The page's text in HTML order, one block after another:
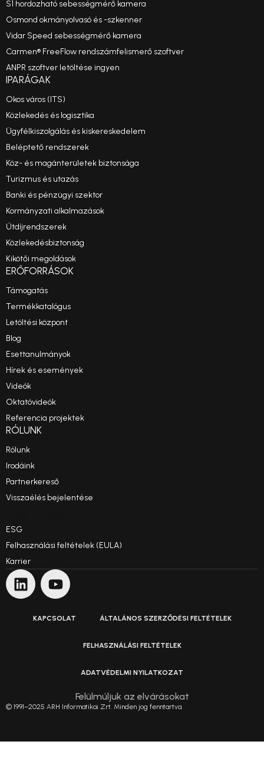
S1 hordozható sebességmérő kamera
Osmond okmányolvasó és -szkenner
Vidar Speed sebességmérő kamera
Carmen® FreeFlow rendszámfelismerő szoftver
ANPR szoftver letöltése ingyen
IPARÁGAK
Okos város (ITS)
Közlekedés és logisztika
Ügyfélkiszolgálás és kiskereskedelem
Beléptető rendszerek
Köz- és magánterületek biztonsága
Turizmus és utazás
Banki és pénzügyi szektor
Kormányzati alkalmazások
Útdíjrendszerek
Közlekedésbiztonság
Kikötői megoldások
ERŐFORRÁSOK
Támogatás
Termékkatalógus
Letöltési központ
Blog
Esettanulmányok
Hírek és események
Videók
Oktatóvideók
Referencia projektek
RÓLUNK
Rólunk
Irodáink
Partnerkereső
Visszaélés bejelentése
ESG
Felhasználási feltételek (EULA)
Karrier
KAPCSOLAT ÁLTALÁNOS SZERZŐDÉSI FELTÉTELEK
FELHASZNÁLÁSI FELTÉTELEK
ADATVÉDELMI NYILATKOZAT
Felülmúljuk az elvárásokat
© 1991–2025 ARH Informatikai Zrt. Minden jog fenntartva.